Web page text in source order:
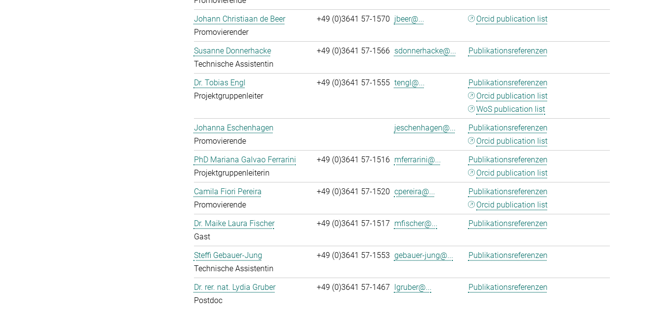
Johann Christiaan de Beer
Promovierender
+49 (0)3641 57-1570 jbeer@... Orcid publication list
Susanne Donnerhacke
Technische Assistentin
+49 (0)3641 57-1566 sdonnerhacke@... Publikationsreferenzen
Dr. Tobias Engl
Projektgruppenleiter
+49 (0)3641 57-1555 tengl@...
Publikationsreferenzen
Orcid publication list
WoS publication list
Johanna Eschenhagen
Promovierende
jeschenhagen@...
Publikationsreferenzen
Orcid publication list
PhD Mariana Galvao Ferrarini
Projektgruppenleiterin
+49 (0)3641 57-1516 mferrarini@...
Publikationsreferenzen
Orcid publication list
Camila Fiori Pereira
Promovierende
+49 (0)3641 57-1520 cpereira@...
Publikationsreferenzen
Orcid publication list
Dr. Maike Laura Fischer
Gast
+49 (0)3641 57-1517 mfischer@... Publikationsreferenzen
Steffi Gebauer-Jung
Technische Assistentin
+49 (0)3641 57-1553 gebauer-jung@... Publikationsreferenzen
Dr. rer. nat. Lydia Gruber
Postdoc
+49 (0)3641 57-1467 lgruber@... Publikationsreferenzen